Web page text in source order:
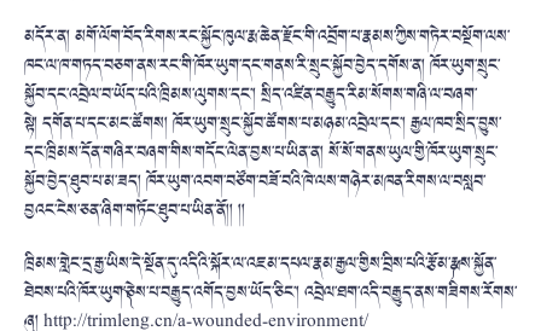
མདོར་ན། མགོ་ལོག་བོད་རིགས་རང་སྐྱོང་ཁུལ་རྨ་ཆེན་རྫོང་གི་འབྲོག་པ་རྣམས་ཀྱིས་གཏེར་བསྔོག་ལས་
ཁང་ལ་ཁ་གཏད་བཅག་ནས་རང་གི་ཁོར་ཡུག་དང་གནས་རི་སྲུང་སྐྱོབ་བྱེད་དགོས་ན། ཁོར་ཡུག་སྲུང་
སྐྱོབ་དང་འབྲེལ་བ་ཡོད་པའི་ཁྲིམས་ལུགས་དང་། སྲིད་འཛིན་བརྒྱུད་རིམ་སོགས་གཞི་ལ་བཞག་
སྟེ། དགོན་པ་དང་མང་ཚོགས། ཁོར་ཡུག་སྲུང་སྐྱོབ་ཚོགས་པ་མཉམ་འབྲེལ་དང་། རྒྱལ་ཁབ་སྲིད་བྱུས་
དང་ཁྲིམས་དོན་གཞིར་བཞག་གིས་གདོང་ལེན་བྱས་པ་ཡིན་ན། སོ་སོ་གནས་ཡུལ་གྱི་ཁོར་ཡུག་སྲུང་
སྐྱོབ་བྱེད་ཐུབ་པ་མ་ཟད། ཁོར་ཡུག་འབག་བཙོག་བཟོ་བའི་ཁེ་ལས་གཉེར་མཁན་རིགས་ལ་བསླབ་
བྱའང་ངེས་ཅན་ཞིག་གཏོང་ཐུབ་པ་ཡིན་ནོ།། །།
ཁྲིམས་གླེང་དྲ་རྒྱ་ཡིས་དེ་སྔོན་དུ་འདིའི་སྐོར་ལ་འཇམ་དཔལ་རྣམ་རྒྱལ་གྱིས་བྲིས་པའི་རྩོམ་༼རྨས་སྐྱོན་
ཐེབས་པའི་ཁོར་ཡུག་༽ཅེས་པ་བརྒྱུད་འགོད་བྱས་ཡོད་ཅིང་། འབྲེལ་ཐག་འདི་བརྒྱུད་ནས་གཟིགས་རོགས་
ཞུ། http://trimleng.cn/a-wounded-environment/